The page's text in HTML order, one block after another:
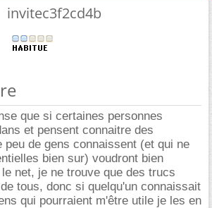
invitec3f2cd4b
que si certaines personnes
et pensent connaitre des
peu de gens connaissent (et qui ne
bien sur) voudront bien
net, je ne trouve que des trucs
tous, donc si quelqu'un connaissait
qui pourraient m'être utile je les en